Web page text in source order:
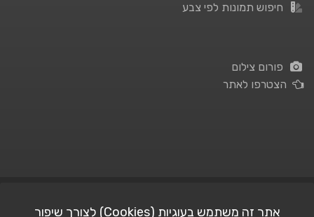
חיפוש תמונות לפי צבע
פורום צילום
הצטרפו לאתר
אתר זה משתמש בעוגיות (Cookies) לצורך שיפור